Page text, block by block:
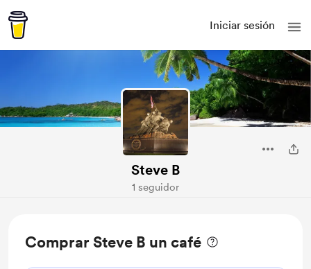
Iniciar sesión
Steve B
1 seguidor
Comprar Steve B un café